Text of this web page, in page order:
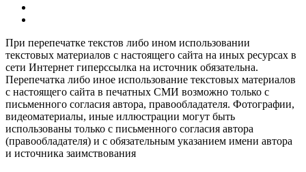
При перепечатке текстов либо ином использовании
текстовых материалов с настоящего сайта на иных ресурсах в
сети Интернет гиперссылка на источник обязательна.
Перепечатка либо иное использование текстовых материалов
с настоящего сайта в печатных СМИ возможно только с
письменного согласия автора, правообладателя. Фотографии,
видеоматериалы, иные иллюстрации могут быть
использованы только с письменного согласия автора
(правообладателя) и с обязательным указанием имени автора
и источника заимствования